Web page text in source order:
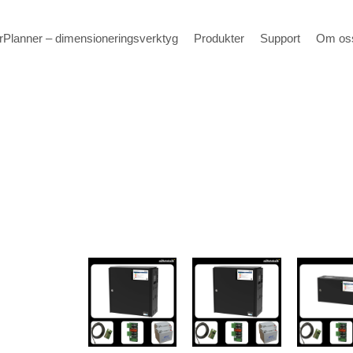
– dimensioneringsverktyg Produkter Support Om